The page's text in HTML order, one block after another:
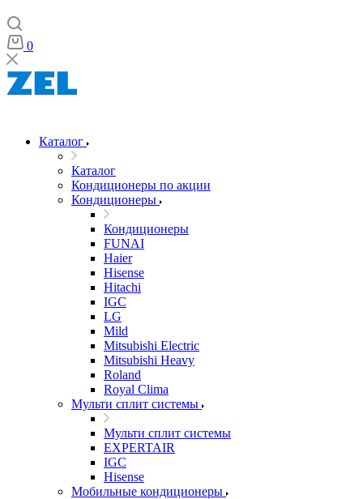
0
Каталог
Каталог
Кондиционеры по акции
Кондиционеры
Кондиционеры
FUNAI
Haier
Hisense
Hitachi
IGC
LG
Mild
Mitsubishi Electric
Mitsubishi Heavy
Roland
Royal Clima
Мульти сплит системы
Мульти сплит системы
EXPERTAIR
IGC
Hisense
Мобильные кондиционеры